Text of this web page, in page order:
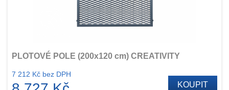
PLOTOVÉ POLE (200x120 cm) CREATIVITY
7 212 Kč bez DPH
KOUPIT